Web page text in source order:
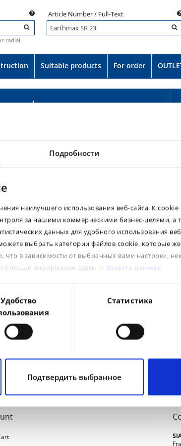
Подробности
наилучшего использования веб-сайта. К
за нашими коммерческими бизнес-целями,
данных для удобного использования
выбрать категории файлов cookie, которые
что в зависимости от выбранных вами настроек,
больше информации здесь -> Защита данных
Удобство
Статистика
Подтвердить выбранное
Article Number / Full-Text
radial
Suitable products For order
TL / TT LI / SI
TL 169A2/146A8
TL 176A2/153A8